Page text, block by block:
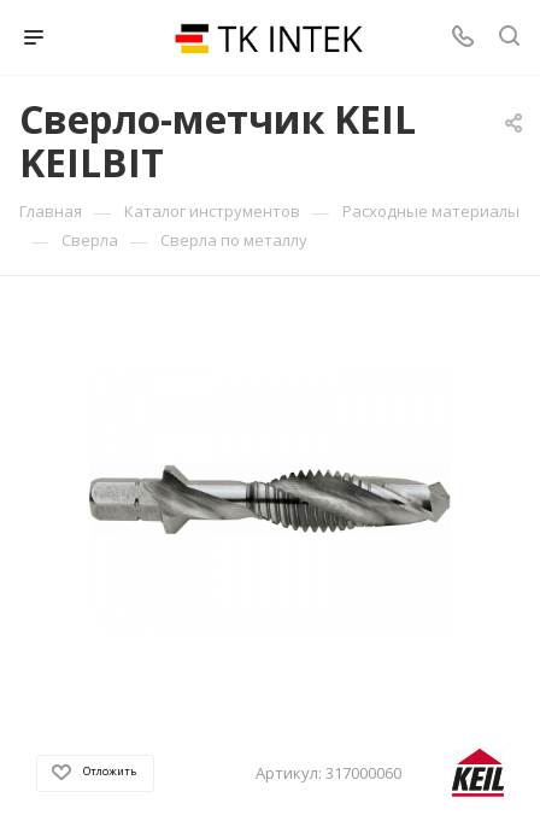
Сверло-метчик KEIL
KEILBIT
Главная — Каталог инструментов — Расходные материалы
— Сверла — Сверла по металлу
Отложить Артикул: 317000060